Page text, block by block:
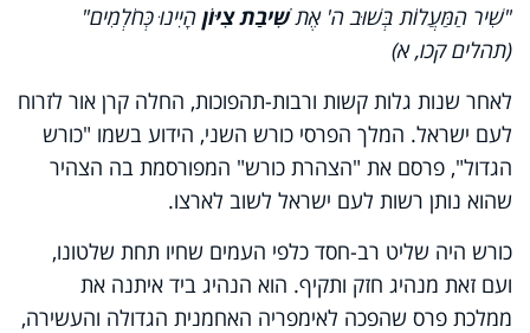
"שִׁיר הַמַּעֲלוֹת בְּשׁוּב ה' אֶתשִׁיבַת צִיּוֹן הָיִינוּ כְּחֹלְמִים"
(תהלים קכו, א)
לאחר שנות גלות קשות ורבות-תהפוכות, החלה קרן אור לזרוח
לעם ישראל. המלך הפרסי כורש השני, הידוע בשמו "כורש
הגדול", פרסם את "הצהרת כורש" המפורסמת בה הצהיר
שהוא נותן רשות לעם ישראל לשוב לארצו.
כורש היה שליט רב-חסד כלפי העמים שחיו תחת שלטונו,
ועם זאת מנהיג חזק ותקיף. הוא הנהיג ביד איתנה את
ממלכת פרס שהפכה לאימפריה האחמנית הגדולה והעשירה,